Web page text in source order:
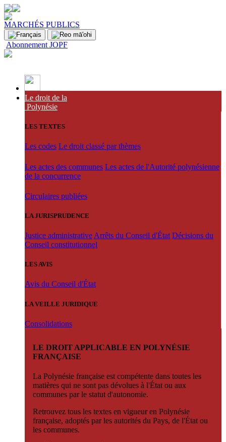
MARCHÉS PUBLICS
Abonnement JOPF
Le droit de la
Polynésie
LES TEXTES
Les codes Le droit classé par thèmes
Les actes des communes Les actes de l'Autorité polynésienne
de la concurrence
Circulaires publiées
LA JURISPRUDENCE
Justice administrative Arrêts du Conseil d'État Décisions du
Conseil constitutionnel
LES AVIS
Avis du Conseil d'État
LA VEILLE JURIDIQUE
Consolidations
LE DROIT APPLICABLE EN POLYNÉSIE
FRANÇAISE
La Polynésie française est compétente dans toutes les
matières qui ne sont pas dévolues à l'État ou aux
communes par le statut d'autonomie.
Retrouvez tous les textes en vigueur en Polynésie
française, adoptés par les autorités du Pays, de l'État ou
les communes.